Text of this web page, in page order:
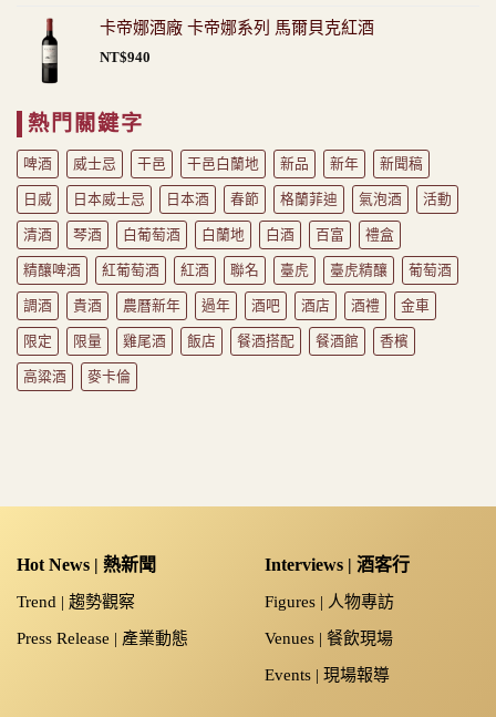
卡帝娜酒廠 卡帝娜系列 馬爾貝克紅酒
NT$940
熱門關鍵字
啤酒 威士忌 干邑 干邑白蘭地 新品 新年 新聞稿
日威 日本威士忌 日本酒 春節 格蘭菲迪 氣泡酒 活動
清酒 琴酒 白葡萄酒 白蘭地 白酒 百富 禮盒
精釀啤酒 紅葡萄酒 紅酒 聯名 臺虎 臺虎精釀 葡萄酒
調酒 貴酒 農曆新年 過年 酒吧 酒店 酒禮 金車
限定 限量 雞尾酒 飯店 餐酒搭配 餐酒館 香檳
高粱酒 麥卡倫
Hot News | 熱新聞
Trend | 趨勢觀察
Press Release | 產業動態
Interviews | 酒客行
Figures | 人物專訪
Venues | 餐飲現場
Events | 現場報導